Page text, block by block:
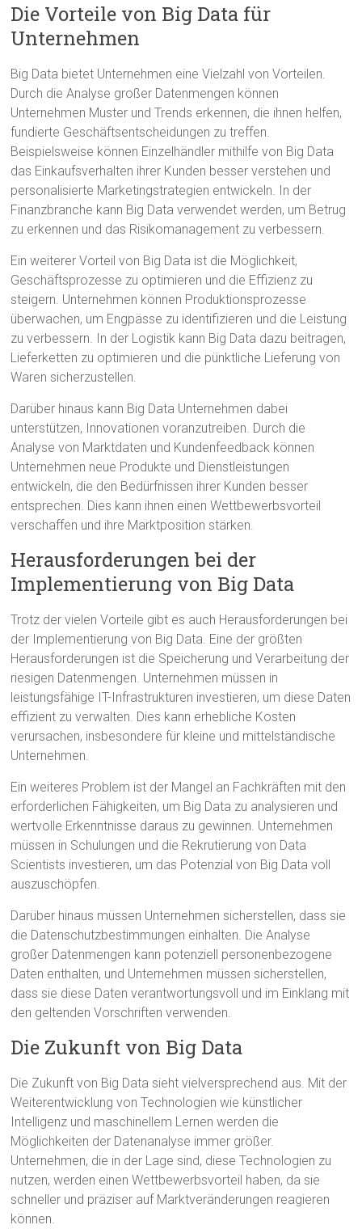
Die Vorteile von Big Data für
Unternehmen
Big Data bietet Unternehmen eine Vielzahl von Vorteilen.
Durch die Analyse großer Datenmengen können
Unternehmen Muster und Trends erkennen, die ihnen helfen,
fundierte Geschäftsentscheidungen zu treffen.
Beispielsweise können Einzelhändler mithilfe von Big Data
das Einkaufsverhalten ihrer Kunden besser verstehen und
personalisierte Marketingstrategien entwickeln. In der
Finanzbranche kann Big Data verwendet werden, um Betrug
zu erkennen und das Risikomanagement zu verbessern.
Ein weiterer Vorteil von Big Data ist die Möglichkeit,
Geschäftsprozesse zu optimieren und die Effizienz zu
steigern. Unternehmen können Produktionsprozesse
überwachen, um Engpässe zu identifizieren und die Leistung
zu verbessern. In der Logistik kann Big Data dazu beitragen,
Lieferketten zu optimieren und die pünktliche Lieferung von
Waren sicherzustellen.
Darüber hinaus kann Big Data Unternehmen dabei
unterstützen, Innovationen voranzutreiben. Durch die
Analyse von Marktdaten und Kundenfeedback können
Unternehmen neue Produkte und Dienstleistungen
entwickeln, die den Bedürfnissen ihrer Kunden besser
entsprechen. Dies kann ihnen einen Wettbewerbsvorteil
verschaffen und ihre Marktposition stärken.
Herausforderungen bei der
Implementierung von Big Data
Trotz der vielen Vorteile gibt es auch Herausforderungen bei
der Implementierung von Big Data. Eine der größten
Herausforderungen ist die Speicherung und Verarbeitung der
riesigen Datenmengen. Unternehmen müssen in
leistungsfähige IT-Infrastrukturen investieren, um diese Daten
effizient zu verwalten. Dies kann erhebliche Kosten
verursachen, insbesondere für kleine und mittelständische
Unternehmen.
Ein weiteres Problem ist der Mangel an Fachkräften mit den
erforderlichen Fähigkeiten, um Big Data zu analysieren und
wertvolle Erkenntnisse daraus zu gewinnen. Unternehmen
müssen in Schulungen und die Rekrutierung von Data
Scientists investieren, um das Potenzial von Big Data voll
auszuschöpfen.
Darüber hinaus müssen Unternehmen sicherstellen, dass sie
die Datenschutzbestimmungen einhalten. Die Analyse
großer Datenmengen kann potenziell personenbezogene
Daten enthalten, und Unternehmen müssen sicherstellen,
dass sie diese Daten verantwortungsvoll und im Einklang mit
den geltenden Vorschriften verwenden.
Die Zukunft von Big Data
Die Zukunft von Big Data sieht vielversprechend aus. Mit der
Weiterentwicklung von Technologien wie künstlicher
Intelligenz und maschinellem Lernen werden die
Möglichkeiten der Datenanalyse immer größer.
Unternehmen, die in der Lage sind, diese Technologien zu
nutzen, werden einen Wettbewerbsvorteil haben, da sie
schneller und präziser auf Marktveränderungen reagieren
können.